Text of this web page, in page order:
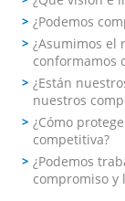
¿Podemos
¿Asumimos el
conformamos
¿Están
nuestros
¿Cómo
competitiva?
¿Podemos
compromiso y